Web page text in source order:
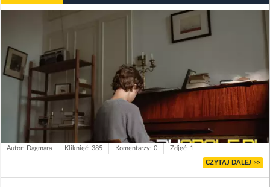
Autor: Dagmara Kliknięć: 385 Komentarzy: 0 Zdjęć: 1
CZYTAJ DALEJ >>